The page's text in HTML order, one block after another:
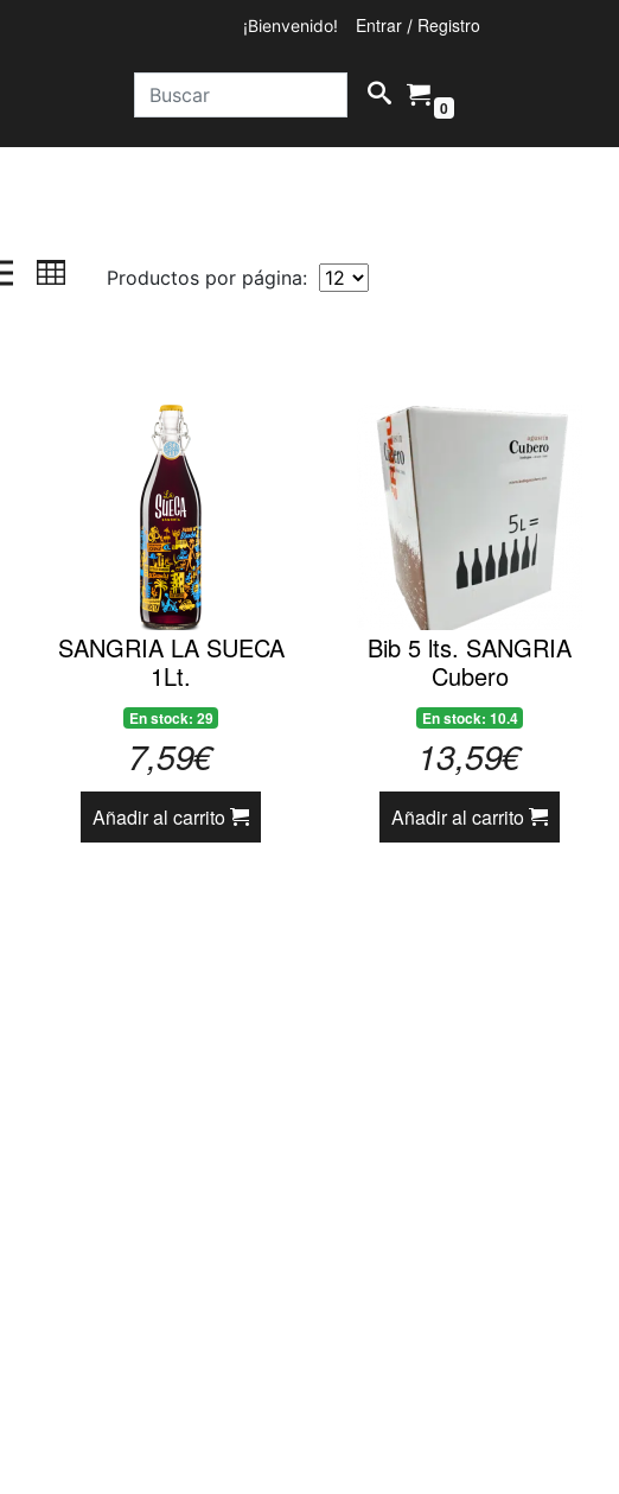
¡Bienvenido! Entrar / Registro
0
Productos por página:
SANGRIA LA SUECA
1Lt.
En stock: 29
7,59€
Añadir al carrito
Bib 5 lts. SANGRIA
Cubero
En stock: 10.4
13,59€
Añadir al carrito